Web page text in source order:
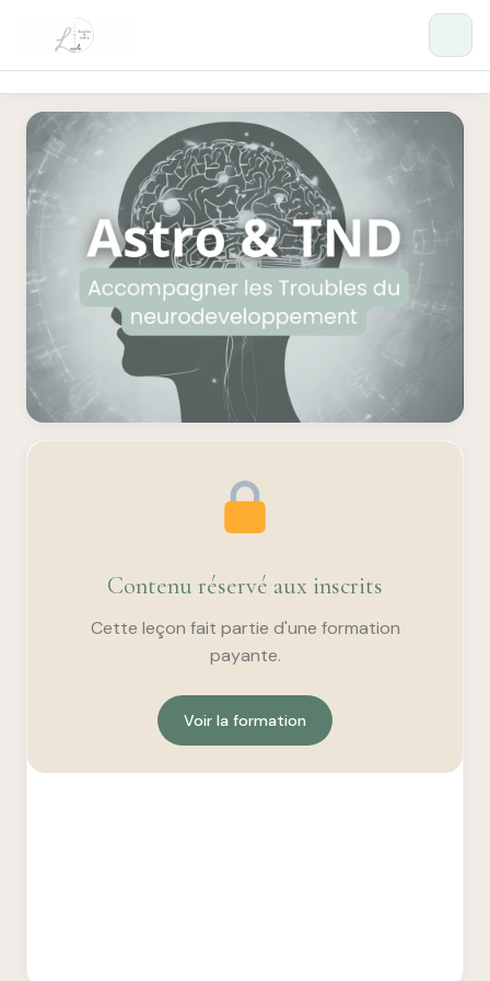
Se connecter →
Contenu réservé aux inscrits
Cette leçon fait partie d'une formation
payante.
Voir la formation